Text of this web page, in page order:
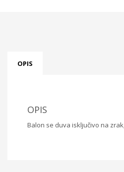
OPIS
OPIS
Balon se duva isključivo na